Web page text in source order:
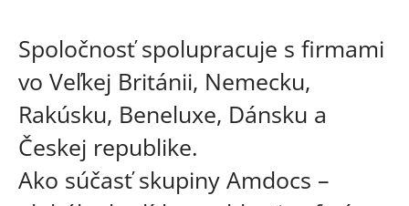
Spoločnosť spolupracuje s firmami
vo Veľkej Británii, Nemecku,
Rakúsku, Beneluxe, Dánsku a
Českej republike.
Ako súčasť skupiny Amdocs –